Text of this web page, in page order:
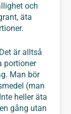
och
äta
är alltså
portioner
Man bör
(man
heller äta
gång utan